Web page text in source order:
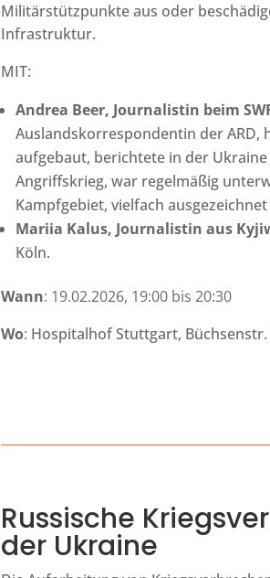
Militärstützpunkte aus oder
Infrastruktur.
MIT:
Andrea Beer, Journalistin beim
Auslandskorrespondentin der ARD,
aufgebaut, berichtete in der
Angriffskrieg, war regelmäßig
Kampfgebiet, vielfach
Mariia Kalus, Journalistin aus
Köln.
Wann: 19.02.2026, 19:00 bis 20:30
Wo: Hospitalhof Stuttgart, Büchsenstr.
Russische
der Ukraine